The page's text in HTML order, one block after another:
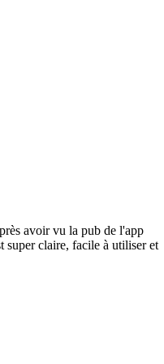
avoir vu la pub de l'app
super claire, facile à utiliser et